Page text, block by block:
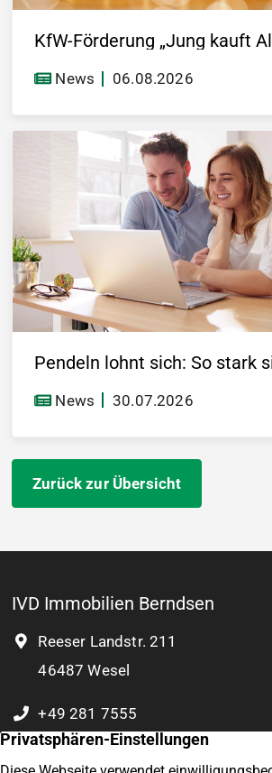
News 06.08.2026
News 30.07.2026
Zurück zur Übersicht
IVD Immobilien Berndsen
Reeser Landstr. 211
46487 Wesel
+49 281 7555
0 177 8932 804